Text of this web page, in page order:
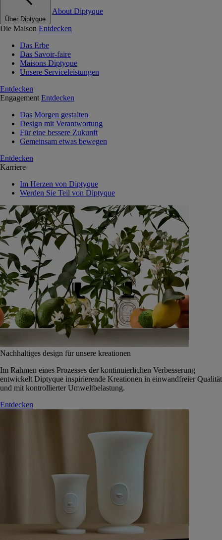
Über Diptyque
About Diptyque
Die Maison Entdecken
Das Erbe
Das Savoir-faire
Maisons Diptyque
Unsere Serviceleistungen
Entdecken
Engagement Entdecken
Das Morgen gestalten
Design mit Verantwortung
Für eine bessere Zukunft
Gemeinsam etwas bewegen
Entdecken
Karriere
Im Herzen von Diptyque
Werden Sie Teil von Diptyque
Nachhaltiges design für unsere kreationen
Im Rahmen eines Prozesses der kontinuierlichen Verbesserung
entwickelt Diptyque inspirierende Kreationen in einwandfreier Qualität
und mit kontrollierter Umweltbelastung.
Entdecken